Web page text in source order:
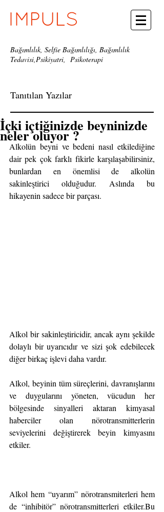
Bağımlılık, Selfie Bağımlılığı, Bağımlılık
Tedavisi,Psikiyatri, Psikoterapi
Tanıtılan Yazılar
İçki içtiğinizde beyninizde
neler oluyor ?
Alkolün beyni ve bedeni nasıl etkilediğine
dair pek çok farklı fikirle karşılaşabilirsiniz,
bunlardan en önemlisi de alkolün
sakinleştirici olduğudur. Aslında bu
hikayenin sadece bir parçası.
Alkol bir sakinleştiricidir, ancak aynı şekilde
dolaylı bir uyarıcıdır ve sizi şok edebilecek
diğer birkaç işlevi daha vardır.
Alkol, beyinin tüm süreçlerini, davranışlarını
ve duygularını yöneten, vücudun her
bölgesinde sinyalleri aktaran kimyasal
haberciler olan nörotransmitterlerin
seviyelerini değiştirerek beyin kimyasını
etkiler.
Alkol hem “uyarım” nörotransmiterleri hem
de “inhibitör” nörotransmitterleri etkiler.Bu